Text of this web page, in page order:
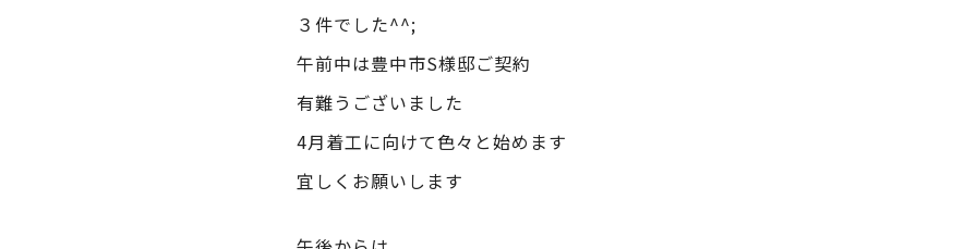
３件でした^^;
午前中は豊中市S様邸ご契約
有難うございました
4月着工に向けて色々と始めます
宜しくお願いします